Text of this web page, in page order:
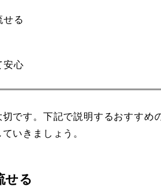
る
安心
です。下記で説明するおすすめ
いきましょう。
せる